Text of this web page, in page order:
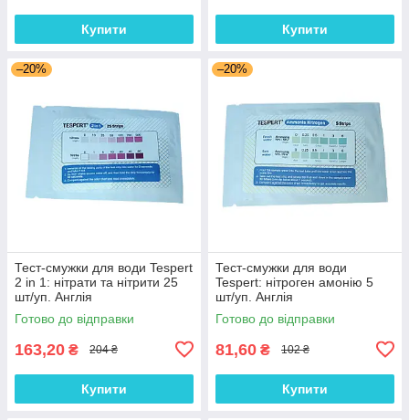
Купити Купити
–20%
Тест-смужки для води Tespert
2 in 1: нітрати та нітрити 25
шт/уп. Англія
Готово до відправки
163,20 ₴ 204 ₴
Купити
–20%
Тест-смужки для води
Tespert: нітроген амонію 5
шт/уп. Англія
Готово до відправки
81,60 ₴ 102 ₴
Купити